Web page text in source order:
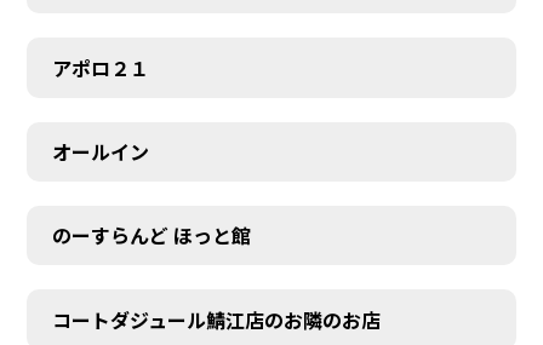
アポロ２１
オールイン
のーすらんど ほっと館
コートダジュール鯖江店のお隣のお店